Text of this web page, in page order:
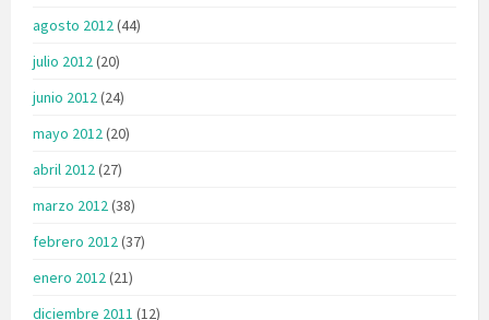
agosto 2012(44)
julio 2012(20)
junio 2012(24)
mayo 2012(20)
abril 2012(27)
marzo 2012(38)
febrero 2012(37)
enero 2012(21)
diciembre 2011 (12)